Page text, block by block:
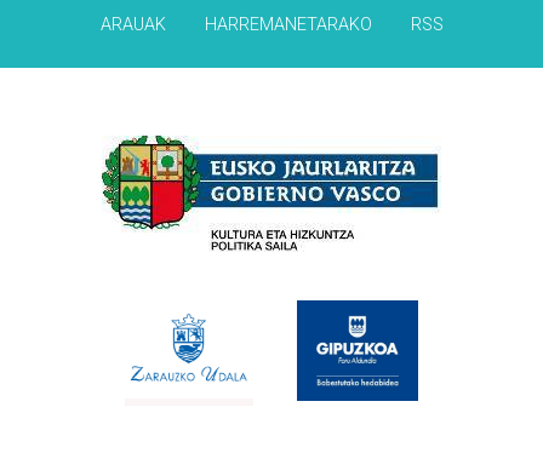
ARAUAK HARREMANETARAKO RSS